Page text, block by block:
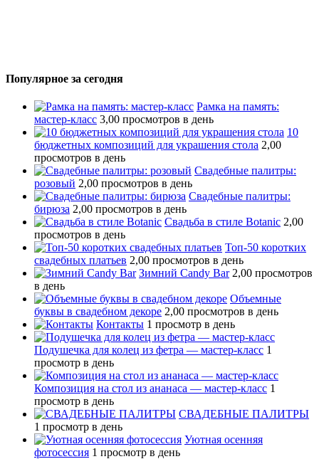
Популярное за сегодня
Рамка на память:
мастер-класс 3,00 просмотров в день
10
бюджетных композиций для украшения стола 2,00
просмотров в день
Свадебные палитры:
розовый 2,00 просмотров в день
Свадебные палитры:
бирюза 2,00 просмотров в день
Свадьба в стиле Botanic 2,00
просмотров в день
Топ-50 коротких
свадебных платьев 2,00 просмотров в день
Зимний Candy Bar 2,00 просмотров
в день
Объемные
буквы в свадебном декоре 2,00 просмотров в день
Контакты 1 просмотр в день
Подушечка для колец из фетра — мастер-класс 1
просмотр в день
Композиция на стол из ананаса — мастер-класс 1
просмотр в день
СВАДЕБНЫЕ ПАЛИТРЫ
1 просмотр в день
Уютная осенняя
фотосессия 1 просмотр в день